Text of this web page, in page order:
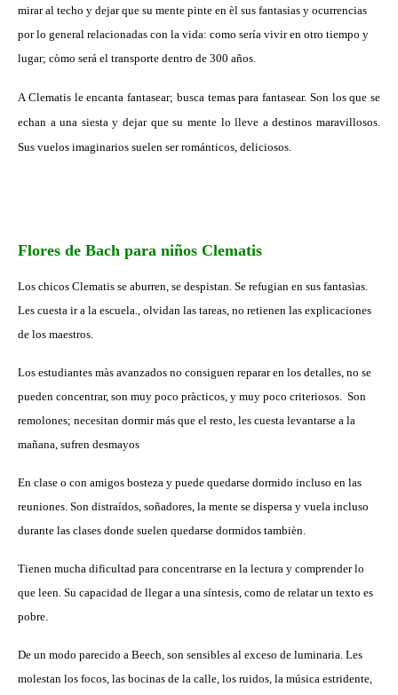
mirar al techo y dejar que su mente pinte en èl sus fantasias y ocurrencias
por lo general relacionadas con la vida: como sería vivir en otro tiempo y
lugar; còmo será el transporte dentro de 300 años.
A Clematis le encanta fantasear; busca temas para fantasear. Son los que se
echan a una siesta y dejar que su mente lo lleve a destinos maravillosos.
Sus vuelos imaginarios suelen ser románticos, deliciosos.
Flores de Bach para niños Clematis
Los chicos Clematis se aburren, se despistan. Se refugian en sus fantasìas.
Les cuesta ir a la escuela., olvidan las tareas, no retienen las explicaciones
de los maestros.
Los estudiantes màs avanzados no consiguen reparar en los detalles, no se
pueden concentrar, son muy poco pràcticos, y muy poco criteriosos. Son
remolones; necesitan dormir más que el resto, les cuesta levantarse a la
mañana, sufren desmayos
En clase o con amigos bosteza y puede quedarse dormido incluso en las
reuniones. Son distraídos, soñadores, la mente se dispersa y vuela incluso
durante las clases donde suelen quedarse dormidos tambièn.
Tienen mucha dificultad para concentrarse en la lectura y comprender lo
que leen. Su capacidad de llegar a una síntesis, como de relatar un texto es
pobre.
De un modo parecido a Beech, son sensibles al exceso de luminaria. Les
molestan los focos, las bocinas de la calle, los ruidos, la música estridente,